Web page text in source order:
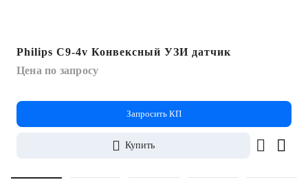
Philips C9-4v Конвексный УЗИ датчик
Цена по запросу
Запросить КП
Купить